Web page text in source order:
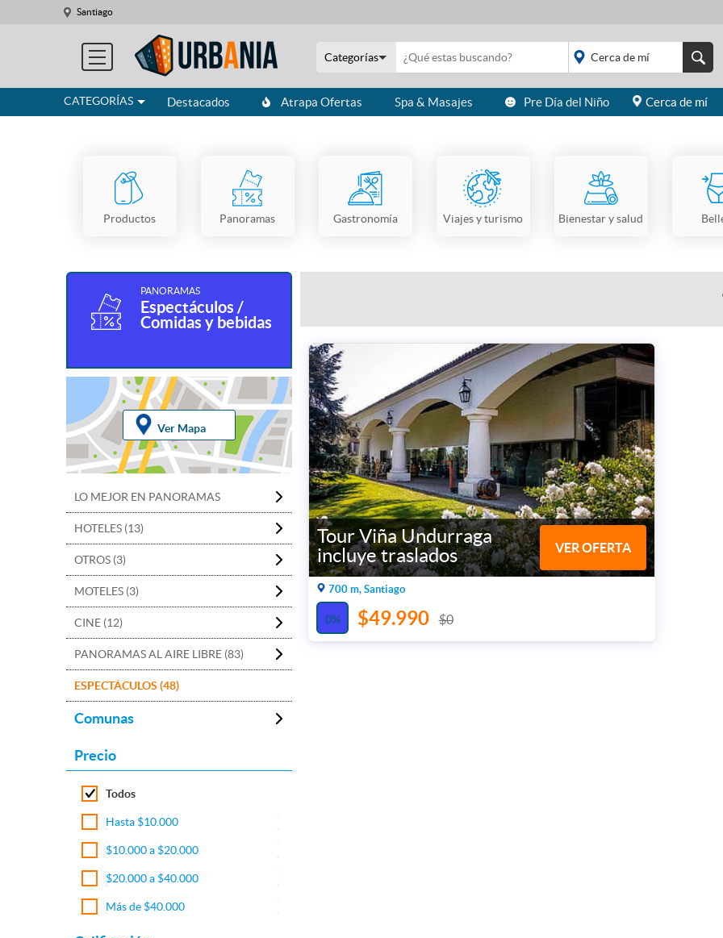
Santiago
CATEGORÍAS
Categorías
placeholder="Todo el
Destacados Atrapa Ofertas Spa & Masajes Pre Día del Niño Cerca de mí
Productos Panoramas Gastronomía Viajes y turismo Bienestar y salud
PANORAMAS
Espectáculos /
Comidas y bebidas
Ver Mapa
LO MEJOR EN PANORAMAS
HOTELES (13)
OTROS (3)
MOTELES (3)
CINE (12)
PANORAMAS AL AIRE LIBRE (83)
ESPECTÁCULOS (48)
Comunas
Precio
Todos
Hasta $10.000
$10.000 a $20.000
$20.000 a $40.000
Más de $40.000
Tour Viña Undurraga
incluye traslados
VER OFERTA
700 m, Santiago
0% $49.990 $0